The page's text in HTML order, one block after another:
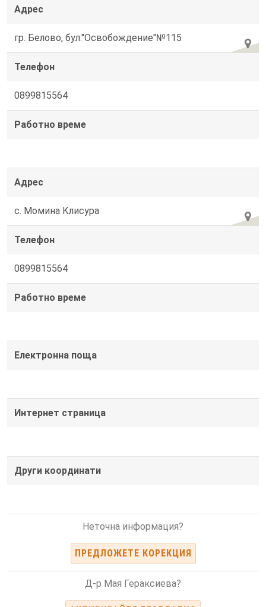
Адрес
гр. Белово, бул."Освобождение"№115
Телефон
0899815564
Работно време
Адрес
с. Момина Клисура
Телефон
0899815564
Работно време
Електронна поща
Интернет страница
Други координати
Неточна информация?
ПРЕДЛОЖЕТЕ КОРЕКЦИЯ
Д-р Мая Гераксиева?